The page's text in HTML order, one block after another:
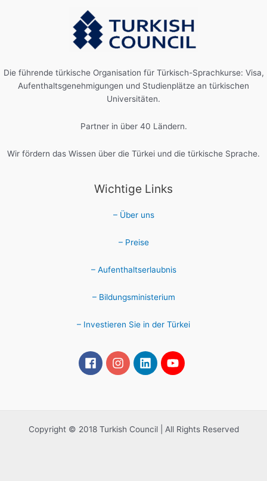
Die führende türkische Organisation für Türkisch-Sprachkurse: Visa,
Aufenthaltsgenehmigungen und Studienplätze an türkischen
Universitäten.
Partner in über 40 Ländern.
Wir fördern das Wissen über die Türkei und die türkische Sprache.
Wichtige Links
– Über uns
– Preise
– Aufenthaltserlaubnis
– Bildungsministerium
– Investieren Sie in der Türkei
Copyright © 2018 Turkish Council | All Rights Reserved